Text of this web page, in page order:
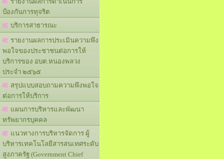
ป้องกันการทุจริต
บริการสาธารณะ
รายงานผลการประเมินความพึง
พอใจของประชาชนต่อการให้
บริการของ อบต.หนองพลวง
ประจำ ๒๕๖๕
สรุปแบบสอบถามความพึงพอใจ
ต่อการให้บริการ
แผนการบริหารและพัฒนา
ทรัพยากรบุคคล
แนวทางการบริหารจัดการ ผู้
บริหารเทคโนโลยีสารสนเทศระดับ
สูงภาครัฐ (Government Chief